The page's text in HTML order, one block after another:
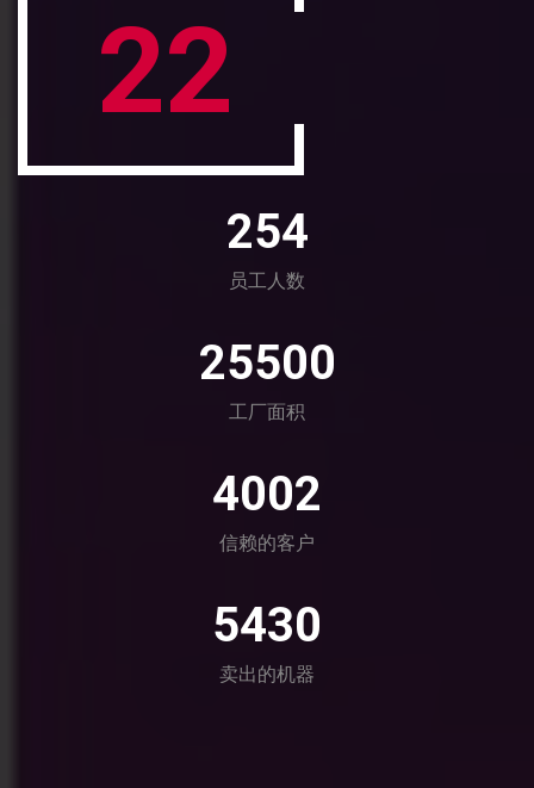
22
254
员工人数
25500
工厂面积
4002
信赖的客户
5430
卖出的机器